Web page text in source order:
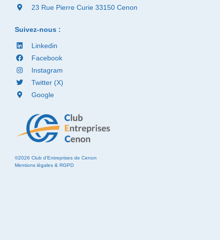
©2026 Club d'Entreprises de Cenon
Mentions légales & RGPD
23 Rue Pierre Curie 33150 Cenon
Suivez-nous :
Linkedin
Facebook
Instagram
Twitter (X)
Google